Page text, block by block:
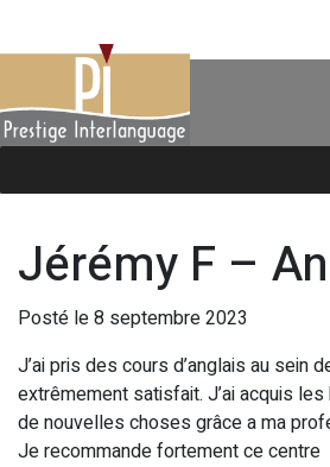
Jérémy F –
Posté le 8 septembre 2023
J’ai pris des cours d’anglais au sein
extrêmement satisfait. J’ai acquis
de nouvelles choses grâce a ma
Je recommande fortement ce centre